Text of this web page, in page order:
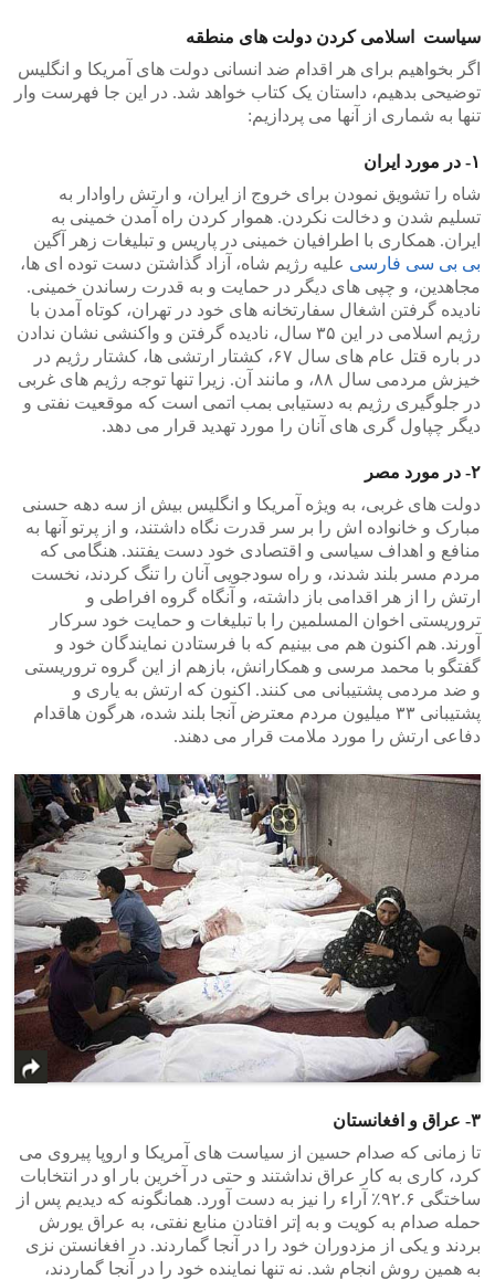
سیاست اسلامی کردن دولت های منطقه
اگر بخواهیم برای هر اقدام ضد انسانی دولت های آمریکا و انگلیس
توضیحی بدهیم، داستان یک کتاب خواهد شد. در این جا فهرست وار
تنها به شماری از آنها می پردازیم:
۱- در مورد ایران
شاه را تشویق نمودن برای خروج از ایران، و ارتش راوادار به
تسلیم شدن و دخالت نکردن. هموار کردن راه آمدن خمینی به
ایران. همکاری با اطرافیان خمینی در پاریس و تبلیغات زهر آگین
بی بی سی فارسی علیه رژیم شاه، آزاد گذاشتن دست توده ای ها،
مجاهدین، و چپی های دیگر در حمایت و به قدرت رساندن خمینی.
نادیده گرفتن اشغال سفارتخانه های خود در تهران، کوتاه آمدن با
رژیم اسلامی در این ۳۵ سال، نادیده گرفتن و واکنشی نشان ندادن
در باره قتل عام های سال ۶۷، کشتار ارتشی ها، کشتار رژیم در
خیزش مردمی سال ۸۸، و مانند آن. زیرا تنها توجه رژیم های غربی
در جلوگیری رژیم به دستیابی بمب اتمی است که موقعیت نفتی و
دیگر چپاول گری های آنان را مورد تهدید قرار می دهد.
۲- در مورد مصر
دولت های غربی، به ویژه آمریکا و انگلیس بیش از سه دهه حسنی
مبارک و خانواده اش را بر سر قدرت نگاه داشتند، و از پرتو آنها به
منافع و اهداف سیاسی و اقتصادی خود دست یفتند. هنگامی که
مردم مسر بلند شدند، و راه سودجویی آنان را تنگ کردند، نخست
ارتش را از هر اقدامی باز داشته، و آنگاه گروه افراطی و
تروریستی اخوان المسلمین را با تبلیغات و حمایت خود سرکار
آورند. هم اکنون هم می بینیم که با فرستادن نمایندگان خود و
گفتگو با محمد مرسی و همکارانش، بازهم از این گروه تروریستی
و ضد مردمی پشتیبانی می کنند. اکنون که ارتش به یاری و
پشتیبانی ۳۳ میلیون مردم معترض آنجا بلند شده، هرگون هاقدام
دفاعی ارتش را مورد ملامت قرار می دهند.
۳- عراق و افغانستان
تا زمانی که صدام حسین از سیاست های آمریکا و اروپا پیروی می
کرد، کاری به کار عراق نداشتند و حتی در آخرین بار او در انتخابات
ساختگی ۹۲.۶٪ آراء را نیز به دست آورد. همانگونه که دیدیم پس از
حمله صدام به کویت و به إتر افتادن منابع نفتی، به عراق یورش
بردند و یکی از مزدوران خود را در آنجا گماردند. در افغانستن نزی
به همین روش انجام شد. نه تنها نماینده خود را در آنجا گماردند،